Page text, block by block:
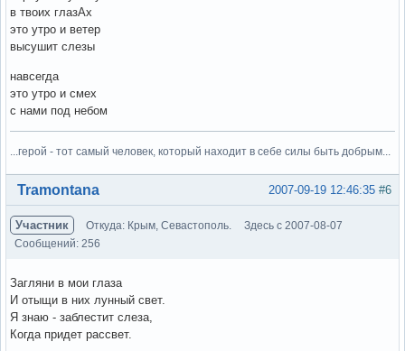
в твоих глазАх
это утро и ветер
высушит слезы
навсегда
это утро и смех
с нами под небом
...герой - тот самый человек, который находит в себе силы быть добрым...
Вне форума #6
2007-09-19 12:46:35
Tramontana
Участник Откуда: Крым, Севастополь.
Здесь с 2007-08-07
Сообщений: 256
Загляни в мои глаза
И отыщи в них лунный свет.
Я знаю - заблестит слеза,
Когда придет рассвет.